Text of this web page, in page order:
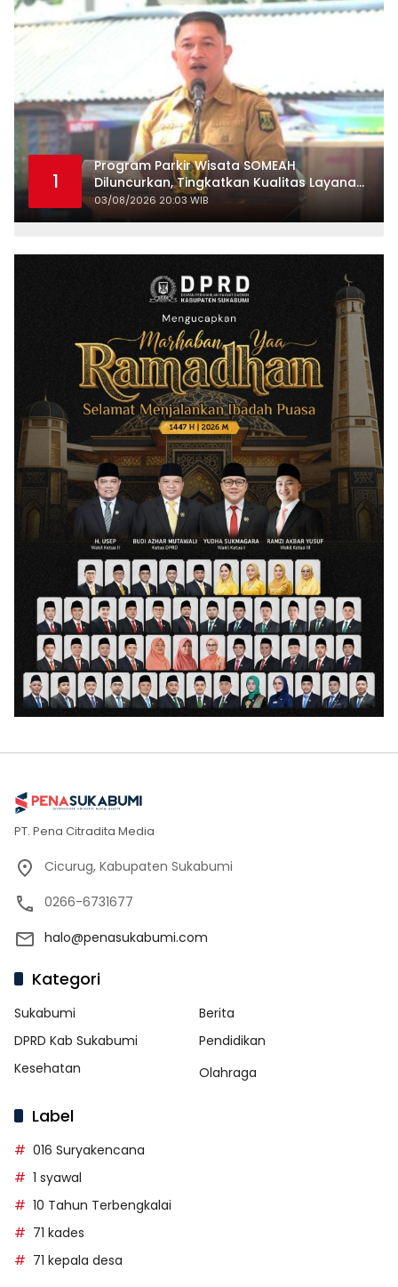
1
Program Parkir Wisata SOMEAH
Diluncurkan, Tingkatkan Kualitas Layanan
Kepariwisataan
03/08/2026 20:03 WIB
PT. Pena Citradita Media
Cicurug, Kabupaten Sukabumi
0266-6731677
halo@penasukabumi.com
Kategori
Sukabumi
Berita
DPRD Kab Sukabumi
Pendidikan
Kesehatan
Olahraga
Label
016 Suryakencana
1 syawal
10 Tahun Terbengkalai
71 kades
71 kepala desa